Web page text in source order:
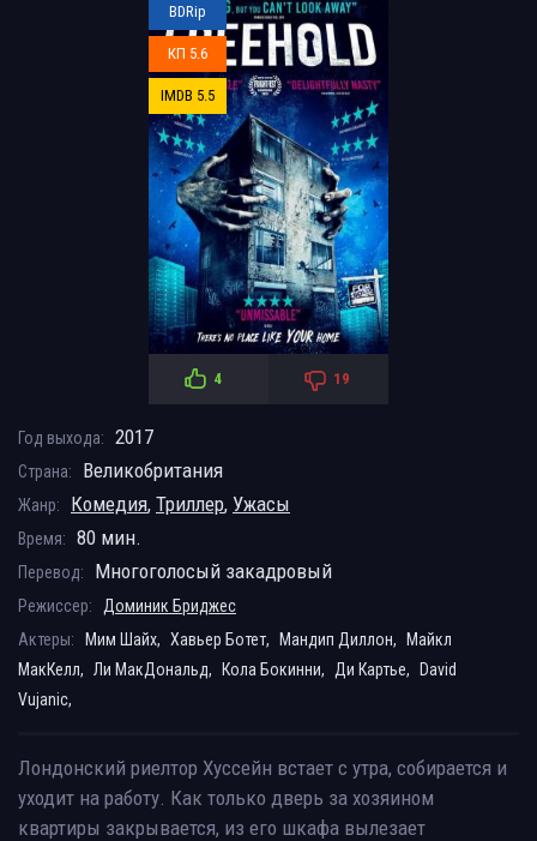
BDRip
КП 5.6
IMDB 5.5
4 19
Год выхода: 2017
Страна: Великобритания
Жанр: Комедия, Триллер, Ужасы
Время: 80 мин.
Перевод: Многоголосый закадровый
Режиссер:
Доминик Бриджес
Актеры:
Мим Шайх, Хавьер Ботет, Мандип Диллон,
Майкл
МакКелл, Ли МакДональд, Кола Бокинни, Ди Картье,
David
Vujanic,
Лондонский риелтор Хуссейн встает с утра, собирается и
уходит на работу. Как только дверь за хозяином
квартиры закрывается, из его шкафа вылезает